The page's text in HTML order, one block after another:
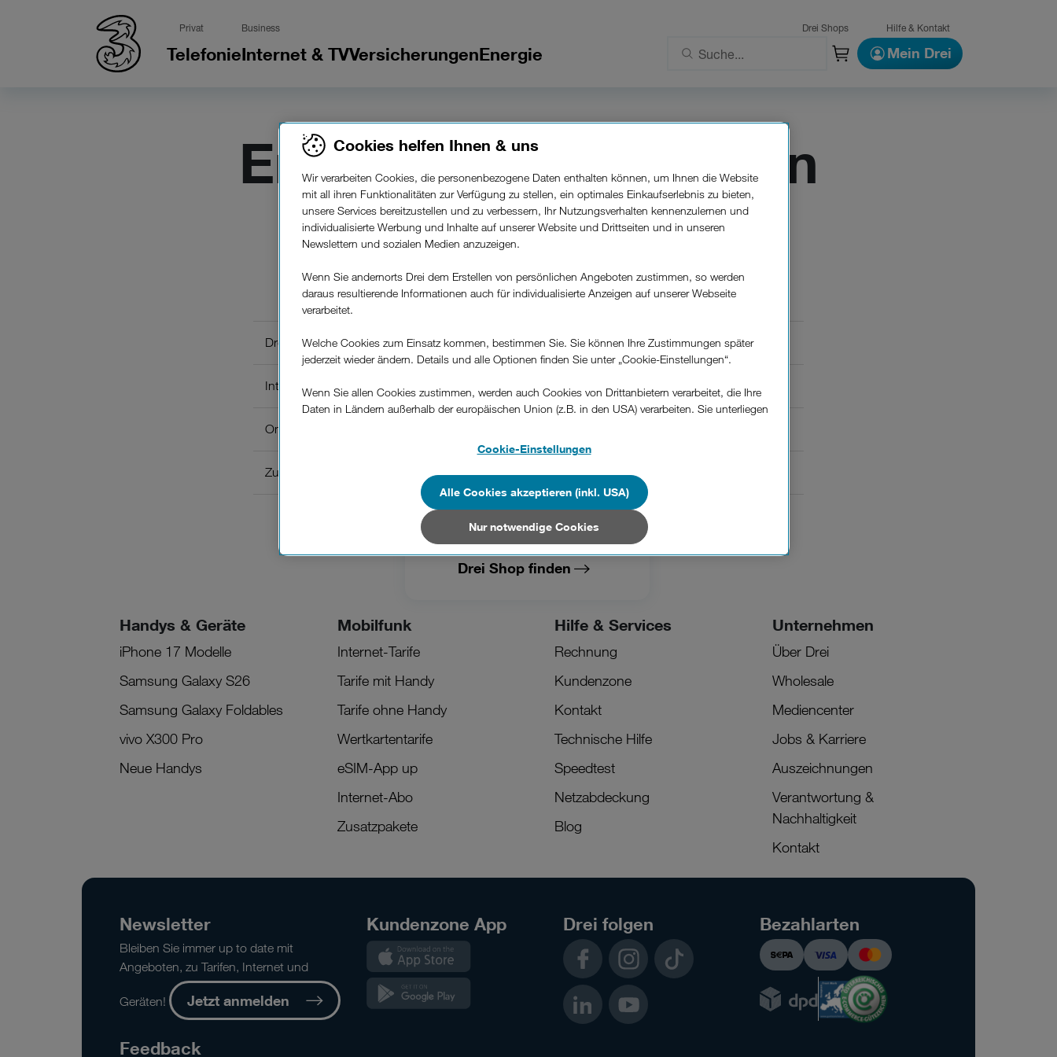
Privat Business Drei Shops Hilfe & Kontakt
TelefonieInternet & TVVersicherungenEnergie Mein Drei
Entgeltbestimmungen
Zusatzpakete.
Drei TV
Internetschutz / Internetschutz Pro
Online Shopping Schutz
Zusatzpakete
Drei Shop finden
Handys & Geräte
iPhone 17 Modelle
Samsung Galaxy S26
Samsung Galaxy Foldables
vivo X300 Pro
Neue Handys
Mobilfunk
Internet-Tarife
Tarife mit Handy
Tarife ohne Handy
Wertkartentarife
eSIM-App up
Internet-Abo
Zusatzpakete
Hilfe & Services
Rechnung
Kundenzone
Kontakt
Technische Hilfe
Speedtest
Netzabdeckung
Blog
Unternehmen
Über Drei
Wholesale
Mediencenter
Jobs & Karriere
Auszeichnungen
Verantwortung &
Nachhaltigkeit
Kontakt
Newsletter
Bleiben Sie immer up to date mit
Angeboten, zu Tarifen, Internet und
Geräten! Jetzt anmelden
Feedback
Kundenzone App Drei folgen
InstagramTikTok
YouTube
Bezahlarten
Cookies helfen Ihnen & uns
Wir verarbeiten Cookies, die personenbezogene Daten enthalten können, um Ihnen die Website
mit all ihren Funktionalitäten zur Verfügung zu stellen, ein optimales Einkaufserlebnis zu bieten,
unsere Services bereitzustellen und zu verbessern, Ihr Nutzungsverhalten kennenzulernen und
individualisierte Werbung und Inhalte auf unserer Website und Drittseiten und in unseren
Newslettern und sozialen Medien anzuzeigen.
Wenn Sie andernorts Drei dem Erstellen von persönlichen Angeboten zustimmen, so werden
daraus resultierende Informationen auch für individualisierte Anzeigen auf unserer Webseite
verarbeitet.
Welche Cookies zum Einsatz kommen, bestimmen Sie. Sie können Ihre Zustimmungen später
jederzeit wieder ändern. Details und alle Optionen finden Sie unter „Cookie-Einstellungen“.
Wenn Sie allen Cookies zustimmen, werden auch Cookies von Drittanbietern verarbeitet, die Ihre
Daten in Ländern außerhalb der europäischen Union (z.B. in den USA) verarbeiten. Sie unterliegen
Cookies von Unternehmen in Drittstaaten, die ein ähnliches Datenschutzniveau wie in der
Europäischen Union aufweisen (z.B. Data Privacy Framework), werden wie europäische
Wenn Sie „Nur notwendige Cookies“ wählen, dann sind für Sie nur jene Cookies im Einsatz, die
zur Funktion dieser Website unerlässlich sind.
Cookie-Einstellungen
Nur notwendige Cookies
Alle Cookies akzeptieren (inkl. USA)